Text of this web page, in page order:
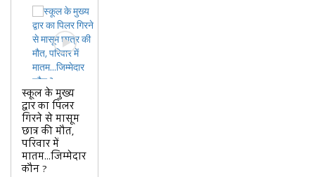
स्कूल के मुख्य
द्वार का पिलर
गिरने से मासूम
छात्र की मौत,
परिवार में
मातम...जिम्मेदार
कौन ?